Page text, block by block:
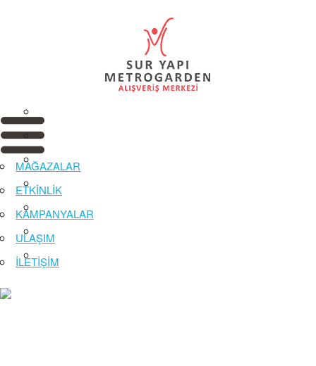
MAĞAZALAR
ETKİNLİK
KAMPANYALAR
ULAŞIM
İLETİŞİM